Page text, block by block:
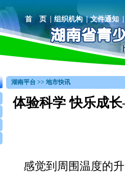
首 页 组织机构 文件通知
湖南平台 >> 地市快讯
体验科学 快乐成
感觉到周围温度的升